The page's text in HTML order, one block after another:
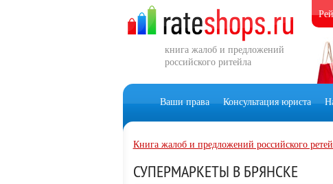
книга жалоб и предложений
российского ритейла
Ваши права Консультация юриста
Книга жалоб и предложений российского
СУПЕРМАРКЕТЫ В БРЯНСКЕ